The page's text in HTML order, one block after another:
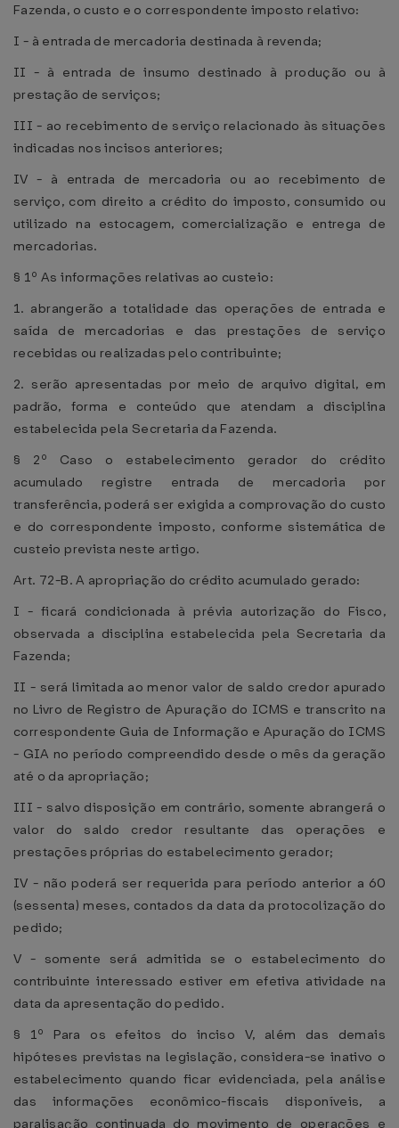
Fazenda, o custo e o correspondente imposto relativo:
I - à entrada de mercadoria destinada à revenda;
II - à entrada de insumo destinado à produção ou à
prestação de serviços;
III - ao recebimento de serviço relacionado às situações
indicadas nos incisos anteriores;
IV - à entrada de mercadoria ou ao recebimento de
serviço, com direito a crédito do imposto, consumido ou
utilizado na estocagem, comercialização e entrega de
mercadorias.
§ 1º As informações relativas ao custeio:
1. abrangerão a totalidade das operações de entrada e
saída de mercadorias e das prestações de serviço
recebidas ou realizadas pelo contribuinte;
2. serão apresentadas por meio de arquivo digital, em
padrão, forma e conteúdo que atendam a disciplina
estabelecida pela Secretaria da Fazenda.
§ 2º Caso o estabelecimento gerador do crédito
acumulado registre entrada de mercadoria por
transferência, poderá ser exigida a comprovação do custo
e do correspondente imposto, conforme sistemática de
custeio prevista neste artigo.
Art. 72-B. A apropriação do crédito acumulado gerado:
I - ficará condicionada à prévia autorização do Fisco,
observada a disciplina estabelecida pela Secretaria da
Fazenda;
II - será limitada ao menor valor de saldo credor apurado
no Livro de Registro de Apuração do ICMS e transcrito na
correspondente Guia de Informação e Apuração do ICMS
- GIA no período compreendido desde o mês da geração
até o da apropriação;
III - salvo disposição em contrário, somente abrangerá o
valor do saldo credor resultante das operações e
prestações próprias do estabelecimento gerador;
IV - não poderá ser requerida para período anterior a 60
(sessenta) meses, contados da data da protocolização do
pedido;
V - somente será admitida se o estabelecimento do
contribuinte interessado estiver em efetiva atividade na
data da apresentação do pedido.
§ 1º Para os efeitos do inciso V, além das demais
hipóteses previstas na legislação, considera-se inativo o
estabelecimento quando ficar evidenciada, pela análise
das informações econômico-fiscais disponíveis, a
paralisação continuada do movimento de operações e